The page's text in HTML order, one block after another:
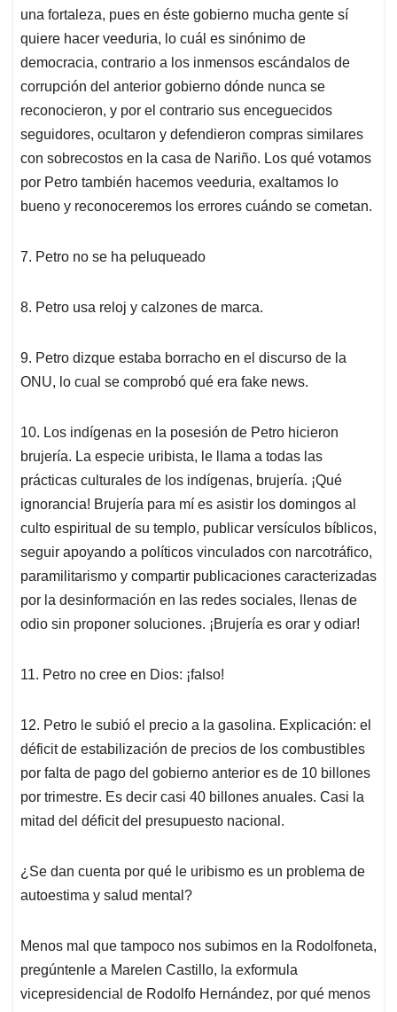
una fortaleza, pues en éste gobierno mucha gente sí
quiere hacer veeduria, lo cuál es sinónimo de
democracia, contrario a los inmensos escándalos de
corrupción del anterior gobierno dónde nunca se
reconocieron, y por el contrario sus enceguecidos
seguidores, ocultaron y defendieron compras similares
con sobrecostos en la casa de Nariño. Los qué votamos
por Petro también hacemos veeduria, exaltamos lo
bueno y reconoceremos los errores cuándo se cometan.
7. Petro no se ha peluqueado
8. Petro usa reloj y calzones de marca.
9. Petro dizque estaba borracho en el discurso de la
ONU, lo cual se comprobó qué era fake news.
10. Los indígenas en la posesión de Petro hicieron
brujería. La especie uribista, le llama a todas las
prácticas culturales de los indígenas, brujería. ¡Qué
ignorancia! Brujería para mí es asistir los domingos al
culto espiritual de su templo, publicar versículos bíblicos,
seguir apoyando a políticos vinculados con narcotráfico,
paramilitarismo y compartir publicaciones caracterizadas
por la desinformación en las redes sociales, llenas de
odio sin proponer soluciones. ¡Brujería es orar y odiar!
11. Petro no cree en Dios: ¡falso!
12. Petro le subió el precio a la gasolina. Explicación: el
déficit de estabilización de precios de los combustibles
por falta de pago del gobierno anterior es de 10 billones
por trimestre. Es decir casi 40 billones anuales. Casi la
mitad del déficit del presupuesto nacional.
¿Se dan cuenta por qué le uribismo es un problema de
autoestima y salud mental?
Menos mal que tampoco nos subimos en la Rodolfoneta,
pregúntenle a Marelen Castillo, la exformula
vicepresidencial de Rodolfo Hernández, por qué menos